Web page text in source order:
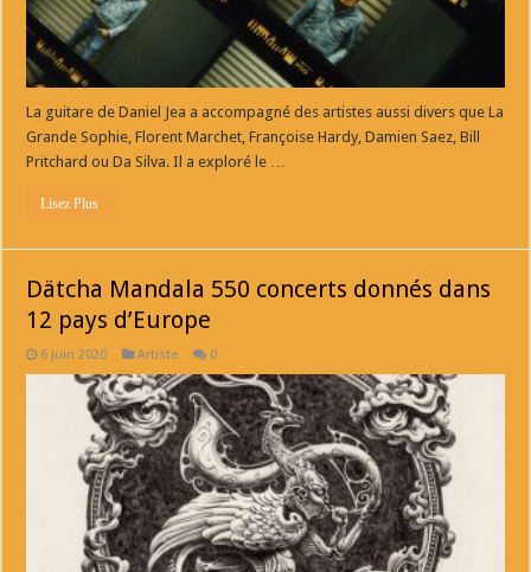
La guitare de Daniel Jea a accompagné des artistes aussi divers que La
Grande Sophie, Florent Marchet, Françoise Hardy, Damien Saez, Bill
Pritchard ou Da Silva. Il a exploré le …
Lisez Plus
Dätcha Mandala 550 concerts donnés dans
12 pays d’Europe
6 juin 2020 Artiste 0